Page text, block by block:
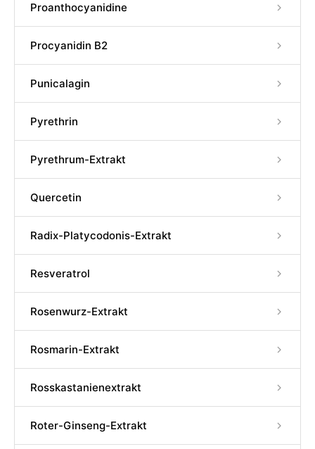
Proanthocyanidine
Procyanidin B2
Punicalagin
Pyrethrin
Pyrethrum-Extrakt
Quercetin
Radix-Platycodonis-Extrakt
Resveratrol
Rosenwurz-Extrakt
Rosmarin-Extrakt
Rosskastanienextrakt
Roter-Ginseng-Extrakt